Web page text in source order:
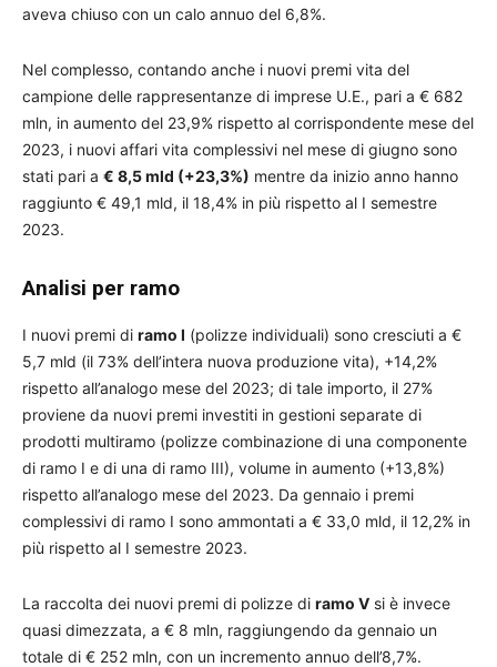
aveva chiuso con un calo annuo del 6,8%.
Nel complesso, contando anche i nuovi premi vita del
campione delle rappresentanze di imprese U.E., pari a € 682
mln, in aumento del 23,9% rispetto al corrispondente mese del
2023, i nuovi affari vita complessivi nel mese di giugno sono
stati pari a € 8,5 mld (+23,3%) mentre da inizio anno hanno
raggiunto € 49,1 mld, il 18,4% in più rispetto al I semestre
2023.
Analisi per ramo
I nuovi premi di ramo I (polizze individuali) sono cresciuti a €
5,7 mld (il 73% dell’intera nuova produzione vita), +14,2%
rispetto all’analogo mese del 2023; di tale importo, il 27%
proviene da nuovi premi investiti in gestioni separate di
prodotti multiramo (polizze combinazione di una componente
di ramo I e di una di ramo III), volume in aumento (+13,8%)
rispetto all’analogo mese del 2023. Da gennaio i premi
complessivi di ramo I sono ammontati a € 33,0 mld, il 12,2% in
più rispetto al I semestre 2023.
La raccolta dei nuovi premi di polizze di ramo V si è invece
quasi dimezzata, a € 8 mln, raggiungendo da gennaio un
totale di € 252 mln, con un incremento annuo dell’8,7%.